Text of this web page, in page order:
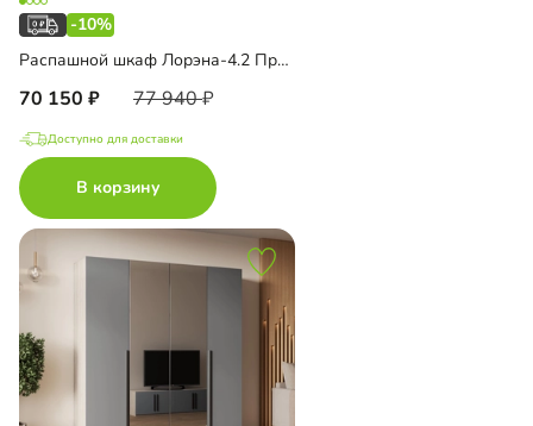
-10%
Распашной шкаф Лорэна-4.2 Премиум с антресолью
70 150 77 940
Доступно для доставки
В корзину